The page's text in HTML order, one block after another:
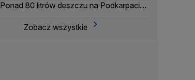
Ponad 80 litrów deszczu na Podkarpaciu.
Zobacz wszystkie